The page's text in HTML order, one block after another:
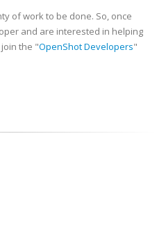
of work to be done. So, once
and are interested in helping
the "OpenShot Developers"